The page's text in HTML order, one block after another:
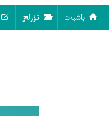
باشبەت تۈرلەر